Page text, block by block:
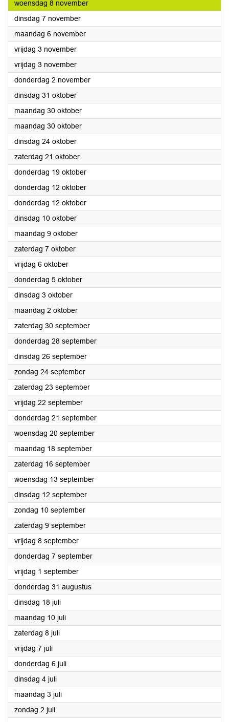
woensdag 8 november2023
dinsdag 7 november2023
maandag 6 november2023
vrijdag 3 november2023
vrijdag 3 november2023
donderdag 2 november2023
dinsdag 31 oktober2023
maandag 30 oktober2023
maandag 30 oktober2023
dinsdag 24 oktober2023
zaterdag 21 oktober2023
donderdag 19 oktober2023
donderdag 12 oktober2023
donderdag 12 oktober2023
dinsdag 10 oktober2023
maandag 9 oktober2023
zaterdag 7 oktober2023
vrijdag 6 oktober2023
donderdag 5 oktober2023
dinsdag 3 oktober2023
maandag 2 oktober2023
zaterdag 30 september2023
donderdag 28 september2023
dinsdag 26 september2023
zondag 24 september2023
zaterdag 23 september2023
vrijdag 22 september2023
donderdag 21 september2023
woensdag 20 september2023
maandag 18 september2023
zaterdag 16 september2023
woensdag 13 september2023
dinsdag 12 september2023
zondag 10 september2023
zaterdag 9 september2023
vrijdag 8 september2023
donderdag 7 september2023
vrijdag 1 september2023
donderdag 31 augustus2023
dinsdag 18 juli2023
maandag 10 juli2023
zaterdag 8 juli2023
vrijdag 7 juli2023
donderdag 6 juli2023
dinsdag 4 juli2023
maandag 3 juli2023
zondag 2 juli2023